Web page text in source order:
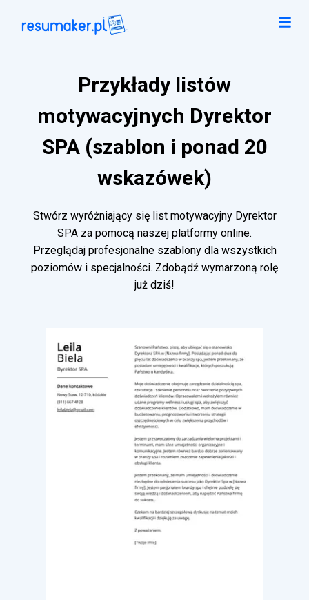
Przykłady listów
motywacyjnych Dyrektor
SPA (szablon i ponad 20
wskazówek)
Stwórz wyróżniający się list motywacyjny Dyrektor
SPA za pomocą naszej platformy online.
Przeglądaj profesjonalne szablony dla wszystkich
poziomów i specjalności. Zdobądź wymarzoną rolę
już dziś!